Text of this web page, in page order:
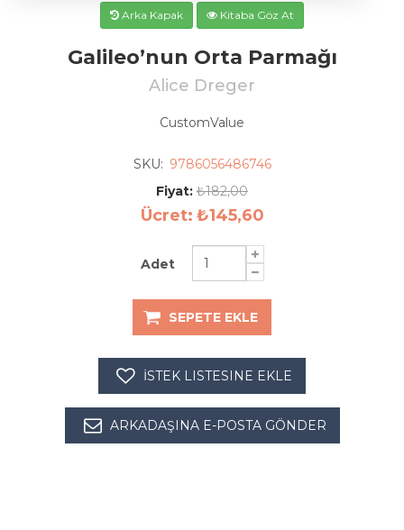
Arka Kapak Kitaba Göz At
Galileo’nun Orta Parmağı
Alice Dreger
CustomValue
SKU: 9786056486746
Fiyat: ₺182,00
Ücret: ₺145,60
Adet
SEPETE EKLE
İSTEK LISTESINE EKLE
ARKADAŞINA E-POSTA GÖNDER